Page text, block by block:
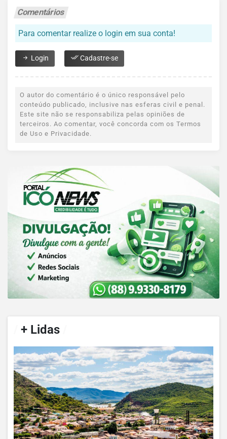
Comentários
Para comentar realize o login em sua conta!
Login Cadastre-se
O autor do comentário é o único responsável pelo
conteúdo publicado, inclusive nas esferas civil e penal.
Este site não se responsabiliza pelas opiniões de
terceiros. Ao comentar, você concorda com os Termos
de Uso e Privacidade.
+ Lidas